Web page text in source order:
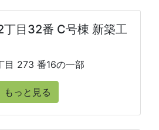
目32番 C号棟 新築工
目 273 番16の一部
もっと見る